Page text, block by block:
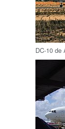
DC-10 de